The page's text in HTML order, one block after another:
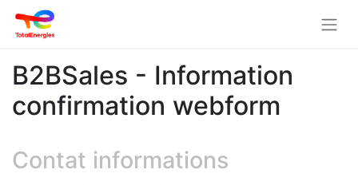
B2BSales - Information
confirmation webform
Contat informations